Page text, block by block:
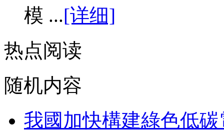
模 ...[详细]
热点阅读
随机内容
我國加快構建綠色低